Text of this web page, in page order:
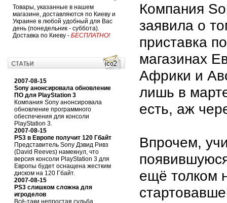
Товары, указанные в нашем
магазине, доставляются по Киеву и
Украине в любой удобный для Вас
день (понедельник - суббота).
Доставка по Киеву - БЕСПЛАТНО!
2007-08-15
Sony анонсировала обновление
ПО для PlayStation 3
Компания Sony анонсировала
обновление программного
обеспечения для консоли
PlayStation 3.
2007-08-15
PS3 в Европе получит 120 Гбайт
Представитель Sony Дэвид Ривз
(David Reeves) намекнул, что
версия консоли PlayStation 3 для
Европы будет оснащена жестким
диском на 120 Гбайт.
2007-08-15
PS3 слишком сложна для
игроделов
Всё-таки непростая судьба
Компания
заявила о
приставка
магазинах
Африки и
лишь в
есть, аж
Впрочем,
ещё толком